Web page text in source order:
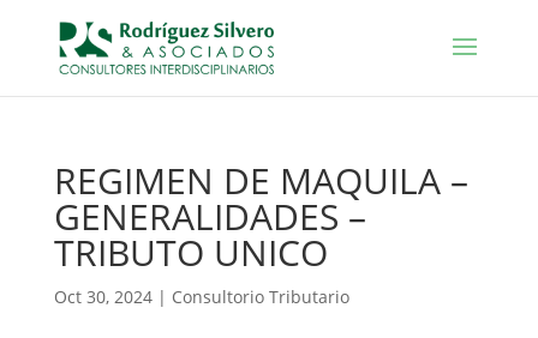
REGIMEN DE MAQUILA –
GENERALIDADES –
TRIBUTO UNICO
Oct 30, 2024| Consultorio Tributario